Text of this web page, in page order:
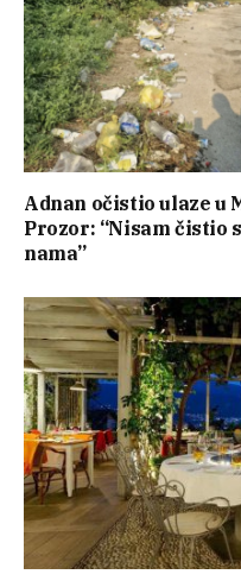
Adnan očistio ulaze u
Prozor: “Nisam čistio
nama”